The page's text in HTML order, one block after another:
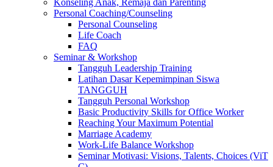
Personal Coaching/Counseling
Personal Counseling
Life Coach
FAQ
Seminar & Workshop
Tangguh Leadership Training
Latihan Dasar Kepemimpinan Siswa
TANGGUH
Tangguh Personal Workshop
Basic Productivity Skills for Office Worker
Reaching Your Maximum Potential
Marriage Academy
Work-Life Balance Workshop
Seminar Motivasi: Visions, Talents, Choices (ViT